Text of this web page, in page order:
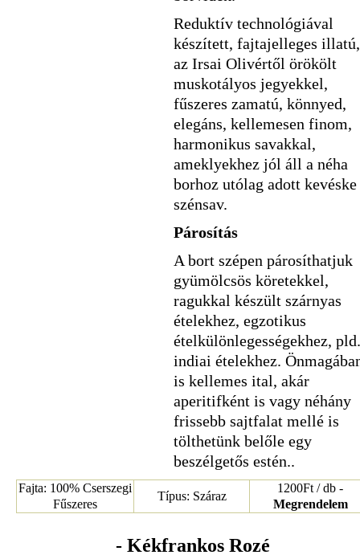
Reduktív technológiával
készített, fajtajelleges illatú,
az Irsai Olivértől örökölt
muskotályos jegyekkel,
fűszeres zamatú, könnyed,
elegáns, kellemesen finom,
harmonikus savakkal,
ameklyekhez jól áll a néha
borhoz utólag adott kevéske
szénsav.
Párosítás
A bort szépen párosíthatjuk
gyümölcsös köretekkel,
ragukkal készült szárnyas
ételekhez, egzotikus
ételkülönlegességekhez, pld.
indiai ételekhez.
is kellemes ital, akár
aperitifként is vagy néhány
frissebb sajtfalat mellé is
tölthetünk belőle egy
beszélgetős estén..
Fajta: 100% Cserszegi
Fűszeres
Típus: Száraz
1200Ft / db -
Megrendelem
- Kékfrankos Rozé